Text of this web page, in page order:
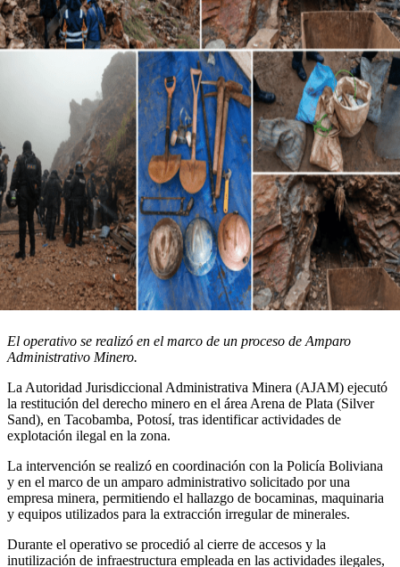
El operativo se realizó en el marco de un proceso de Amparo
Administrativo Minero.
La Autoridad Jurisdiccional Administrativa Minera (AJAM) ejecutó
la restitución del derecho minero en el área Arena de Plata (Silver
Sand), en Tacobamba, Potosí, tras identificar actividades de
explotación ilegal en la zona.
La intervención se realizó en coordinación con la Policía Boliviana
y en el marco de un amparo administrativo solicitado por una
empresa minera, permitiendo el hallazgo de bocaminas, maquinaria
y equipos utilizados para la extracción irregular de minerales.
Durante el operativo se procedió al cierre de accesos y la
inutilización de infraestructura empleada en las actividades ilegales,